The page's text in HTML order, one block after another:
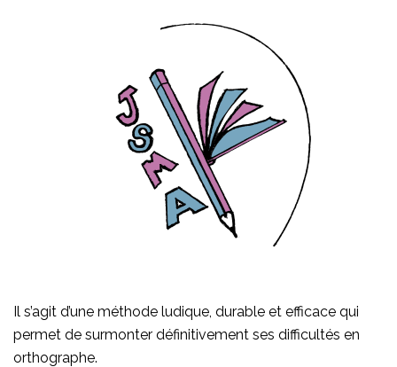
Il s’agit d’une méthode ludique, durable et efficace qui
permet de surmonter définitivement ses difficultés en
orthographe.